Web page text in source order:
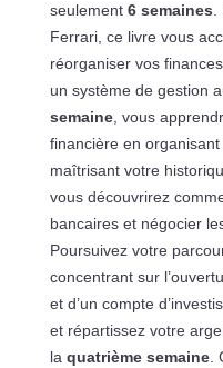
seulement 6 semaines
Ferrari, ce livre vous
réorganiser vos
un système de gestion
semaine, vous
financière en
maîtrisant votre
vous découvrirez
bancaires et négocier
Poursuivez votre
concentrant sur
et d’un compte
et répartissez votre
la quatrième semaine.